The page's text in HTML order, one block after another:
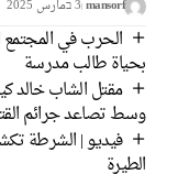
mansorf3 בمارس 2025
الحرب في المجتمع
بحياة طالب مدرسة
مقتل الشاب خالد كيوان
وسط تصاعد جرائم القتل في
فيديو | الشرطة تكشف